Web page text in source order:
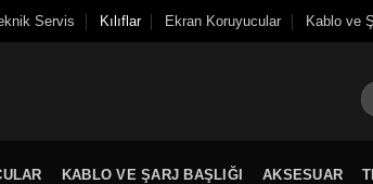
Servis Kılıflar Ekran Koruyucular Kablo ve
KABLO VE ŞARJ BAŞLIĞI AKSESUAR